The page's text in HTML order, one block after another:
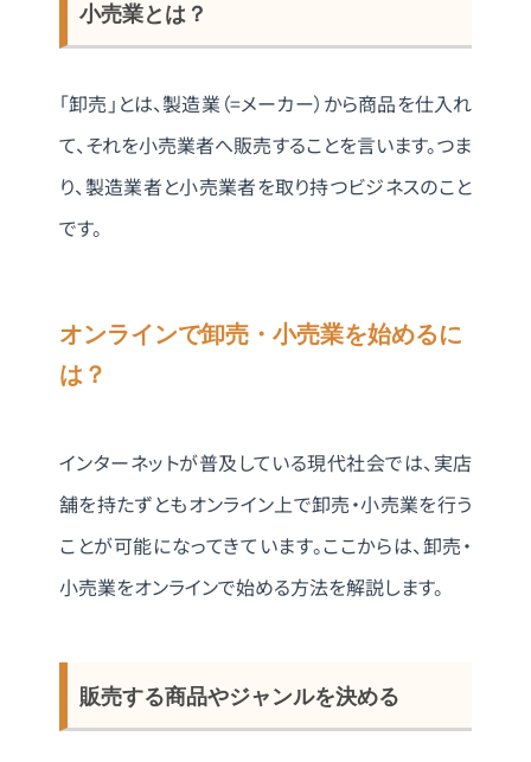
小売業とは？
「卸売」とは、製造業（=メーカー）から商品を仕入れ
て、それを小売業者へ販売することを言います。つま
り、製造業者と小売業者を取り持つビジネスのこと
です。
オンラインで卸売・小売業を始めるに
は？
インターネットが普及している現代社会では、実店
舗を持たずともオンライン上で卸売・小売業を行う
ことが可能になってきています。ここからは、卸売・
小売業をオンラインで始める方法を解説します。
販売する商品やジャンルを決める